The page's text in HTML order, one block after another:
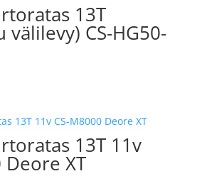
13T
CS-HG50-
13T 11v
Deore XT